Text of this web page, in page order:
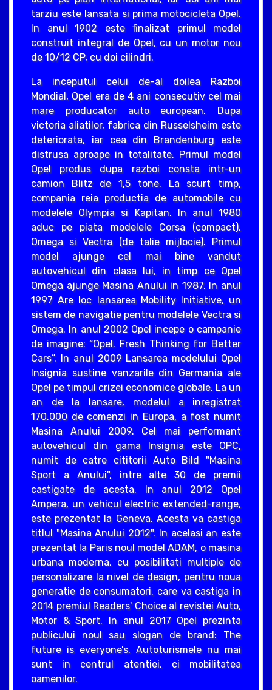
tarziu este lansata si prima motocicleta Opel.
In anul 1902 este finalizat primul model
construit integral de Opel, cu un motor nou
de 10/12 CP, cu doi cilindri.
La inceputul celui de-al doilea Razboi
Mondial, Opel era de 4 ani consecutiv cel mai
mare producator auto european. Dupa
victoria aliatilor, fabrica din Russelsheim este
deteriorata, iar cea din Brandenburg este
distrusa aproape in totalitate. Primul model
Opel produs dupa razboi consta intr-un
camion Blitz de 1,5 tone. La scurt timp,
compania reia productia de automobile cu
modelele Olympia si Kapitan. In anul 1980
aduc pe piata modelele Corsa (compact),
Omega si Vectra (de talie mijlocie). Primul
model ajunge cel mai bine vandut
autovehicul din clasa lui, in timp ce Opel
Omega ajunge Masina Anului in 1987. In anul
1997 Are loc lansarea Mobility Initiative, un
sistem de navigatie pentru modelele Vectra si
Omega. In anul 2002 Opel incepe o campanie
de imagine: “Opel. Fresh Thinking for Better
Cars”. In anul 2009 Lansarea modelului Opel
Insignia sustine vanzarile din Germania ale
Opel pe timpul crizei economice globale. La un
an de la lansare, modelul a inregistrat
170.000 de comenzi in Europa, a fost numit
Masina Anului 2009. Cel mai performant
autovehicul din gama Insignia este OPC,
numit de catre cititorii Auto Bild "Masina
Sport a Anului", intre alte 30 de premii
castigate de acesta. In anul 2012 Opel
Ampera, un vehicul electric extended-range,
este prezentat la Geneva. Acesta va castiga
titlul "Masina Anului 2012". In acelasi an este
prezentat la Paris noul model ADAM, o masina
urbana moderna, cu posibilitati multiple de
personalizare la nivel de design, pentru noua
generatie de consumatori, care va castiga in
2014 premiul Readers' Choice al revistei Auto,
Motor & Sport. In anul 2017 Opel prezinta
publicului noul sau slogan de brand: The
future is everyone’s. Autoturismele nu mai
sunt in centrul atentiei, ci mobilitatea
oamenilor.